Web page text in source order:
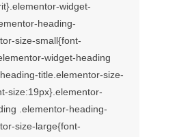
widget-
heading-
size-small{font-
widget-heading
title.elementor-size-
size:19px}.elementor-
.elementor-heading-
size-large{font-